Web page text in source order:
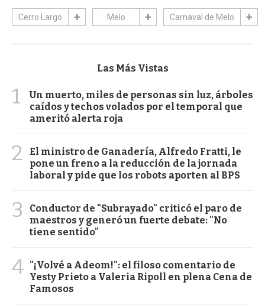
Cerro Largo Melo Carnaval de Melo
Las Más Vistas
1
Un muerto, miles de personas sin luz, árboles
caídos y techos volados por el temporal que
ameritó alerta roja
2
El ministro de Ganadería, Alfredo Fratti, le
pone un freno a la reducción de la jornada
laboral y pide que los robots aporten al BPS
3
Conductor de "Subrayado" criticó el paro de
maestros y generó un fuerte debate: "No
tiene sentido"
4 "¡Volvé a Adeom!": el filoso comentario de
Yesty Prieto a Valeria Ripoll en plena Cena de
Famosos